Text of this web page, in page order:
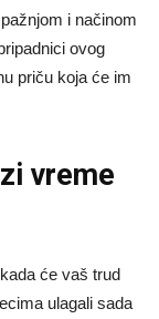
i načinom
ovog
priču koja će im
vreme
će vaš trud
ulagali sada